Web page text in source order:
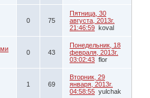
0 75
Пятница, 30
августа, 2013г.
21:46:59 koval
0 43
Понедельник, 18
февраля, 2013г.
03:02:43 flor
1 69
Вторник, 29
января, 2013г.
04:58:55 yulchak